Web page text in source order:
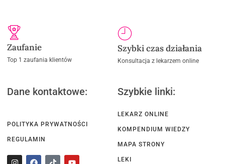
Zaufanie
Top 1 zaufania klientów
Szybki czas działania
Konsultacja z lekarzem online
Dane kontaktowe:
POLITYKA PRYWATNOŚCI
REGULAMIN
Szybkie linki:
LEKARZ ONLINE
KOMPENDIUM WIEDZY
MAPA STRONY
LEKI